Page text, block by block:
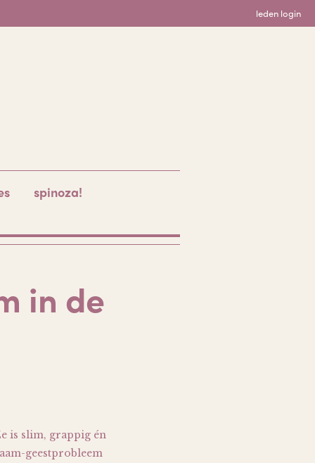
leden login
spinoza!
in de
is slim, grappig én
geestprobleem